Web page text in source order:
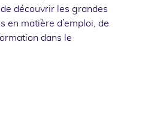
découvrir les grandes
en matière d’emploi, de
dans le